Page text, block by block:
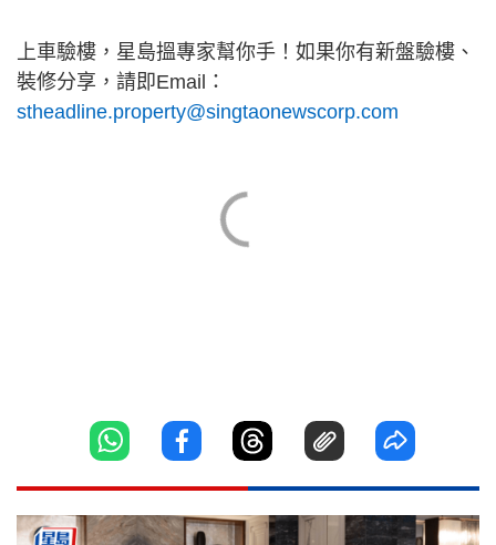
上車驗樓，星島搵專家幫你手！如果你有新盤驗樓、
裝修分享，請即Email：
stheadline.property@singtaonewscorp.com